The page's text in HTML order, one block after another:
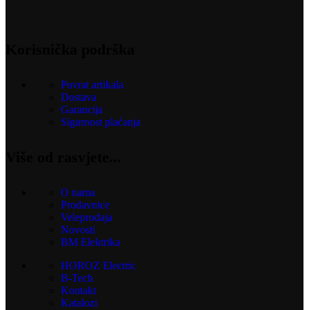
Povrat artikala
Dostava
Garancija
Sigurnost plaćanja
O nama
Prodavnice
Veleprodaja
Novosti
BM Elektrika
HOROZ Electric
B-Tech
Kontakt
Katalozi